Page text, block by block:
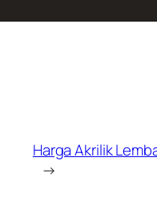
Harga Akrilik
→